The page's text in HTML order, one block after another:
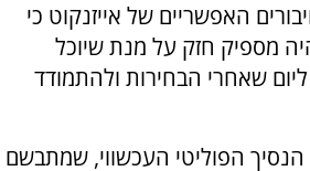
האפשריים של אייזנקוט כי
מספיק חזק על מנת שיוכל
שאחרי הבחירות ולהתמודד
הנסיך הפוליטי העכשווי, שמתבשם